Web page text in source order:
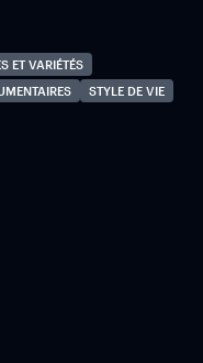
ET VARIÉTÉS
STYLE DE VIE